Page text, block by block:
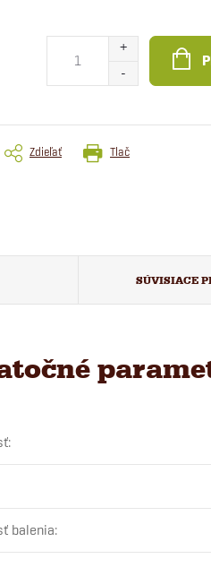
Tlač
Zdieľať
SÚVISIACE
:
balenia: